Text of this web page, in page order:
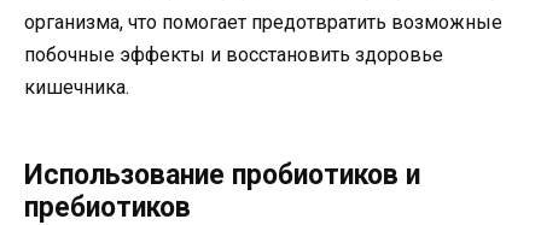
организма, что помогает предотвратить возможные
побочные эффекты и восстановить здоровье
кишечника.
Использование пробиотиков и
пребиотиков